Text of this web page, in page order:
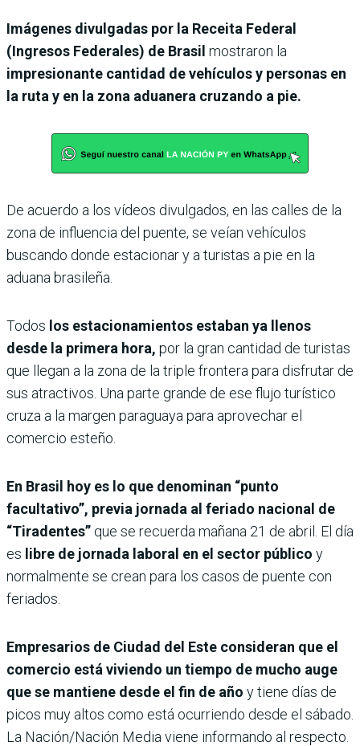
Imágenes divulgadas por la Receita Federal
(Ingresos Federales) de Brasil mostraron la
impresionante cantidad de vehículos y personas en
la ruta y en la zona aduanera cruzando a pie.
De acuerdo a los vídeos divulgados, en las calles de la
zona de influencia del puente, se veían vehículos
buscando donde estacionar y a turistas a pie en la
aduana brasileña.
Todos los estacionamientos estaban ya llenos
desde la primera hora, por la gran cantidad de turistas
que llegan a la zona de la triple frontera para disfrutar de
sus atractivos. Una parte grande de ese flujo turístico
cruza a la margen paraguaya para aprovechar el
comercio esteño.
En Brasil hoy es lo que denominan “punto
facultativo”, previa jornada al feriado nacional de
“Tiradentes” que se recuerda mañana 21 de abril. El día
es libre de jornada laboral en el sector público y
normalmente se crean para los casos de puente con
feriados.
Empresarios de Ciudad del Este consideran que el
comercio está viviendo un tiempo de mucho auge
que se mantiene desde el fin de año y tiene días de
picos muy altos como está ocurriendo desde el sábado.
La Nación/Nación Media viene informando al respecto.